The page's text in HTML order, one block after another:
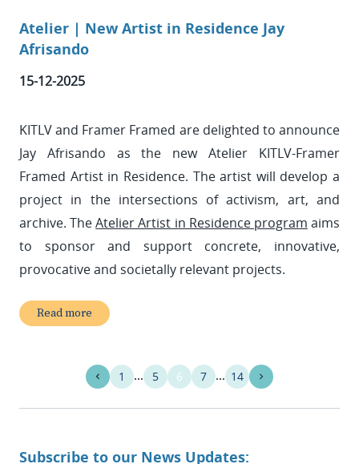
Atelier | New Artist in Residence Jay
Afrisando
15-12-2025
KITLV and Framer Framed are delighted to announce
Jay Afrisando as the new Atelier KITLV-Framer
Framed Artist in Residence. The artist will develop a
project in the intersections of activism, art, and
archive. TheAtelier Artist in Residence program aims
to sponsor and support concrete, innovative,
provocative and societally relevant projects.
Read more
1 5 6 7 14
Subscribe to our News Updates: